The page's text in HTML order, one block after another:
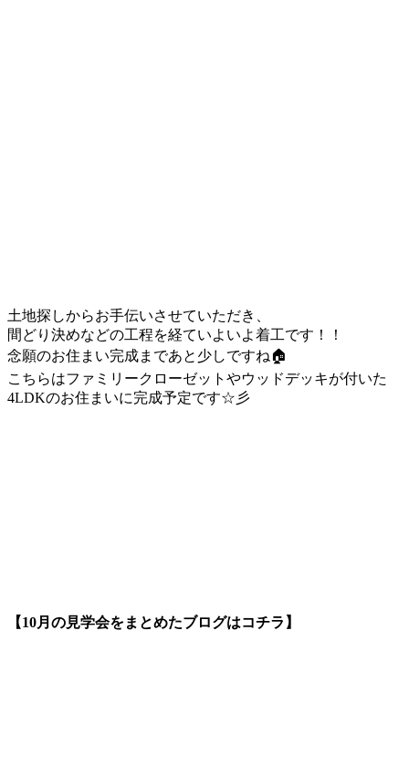
土地探しからお手伝いさせていただき、
間どり決めなどの工程を経ていよいよ着工です！！
念願のお住まい完成まであと少しですね🏠
こちらはファミリークローゼットやウッドデッキが付いた
4LDKのお住まいに完成予定です☆彡
【10月の見学会をまとめたブログはコチラ】